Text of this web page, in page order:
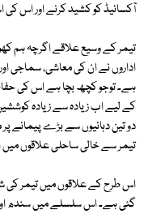
آکسائیڈ کو کشید کرنے اور اس کی
تیمر کے وسیع علاقے اگرچہ ہم
اداروں نے ان کی معاشی، سماجی
ہے۔ توجو کچھ بچا ہے اس کی
کے لیے اب زیادہ سے زیادہ
دو تین دہائیوں سے بڑے پیمانے پر
تیمر سے خالی ساحلی علاقوں میں
اس طرح کے علاقوں میں تیمر
گئی ہے۔ اس سلسلے میں سندھ